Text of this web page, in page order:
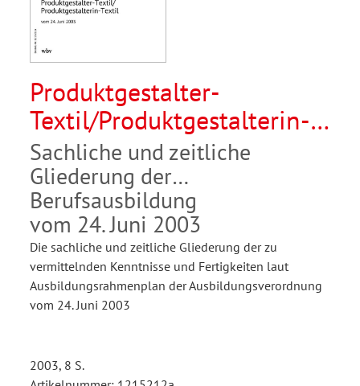
Produktgestalter-
Textil/Produktgestalterin-
Textil
Sachliche und zeitliche
Gliederung der
Berufsausbildung
vom 24. Juni 2003
Die sachliche und zeitliche Gliederung der zu
vermittelnden Kenntnisse und Fertigkeiten laut
Ausbildungsrahmenplan der Ausbildungsverordnung
vom 24. Juni 2003
2003, 8 S.